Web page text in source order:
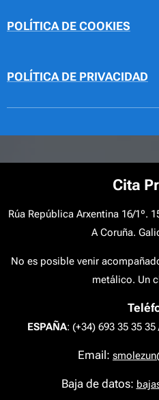
POLÍTICA DE COOKIES
POLÍTICA DE PRIVACIDAD
Cita
Rúa República Arxentina 16/1º.
A Coruña.
No es posible venir
metálico. Un
ESPAÑA: (+34) 693 35 35 35
Email:
Baja de datos: